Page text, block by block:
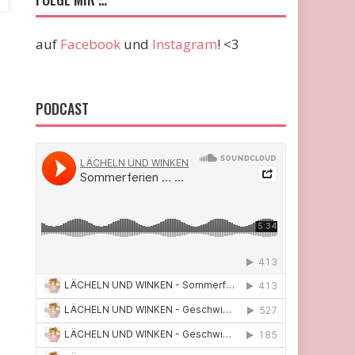
auf Facebook und Instagram! <3
PODCAST